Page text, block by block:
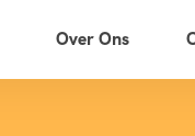
Over Ons